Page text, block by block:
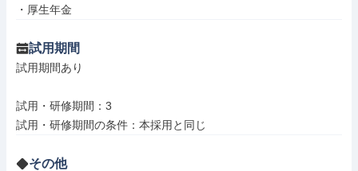
・厚生年金
試用期間
試用期間あり
試用・研修期間：3
その他